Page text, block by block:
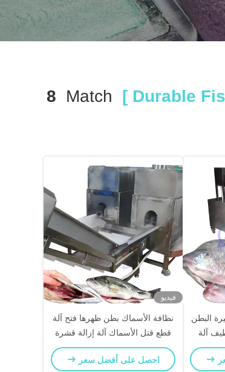
8
البطن
آلة
فيديو
نظافة الأسماك بطن ظهرها فتح آلة
قطع قتل الأسماك آلة إزالة قشرة
الأسماك
احصل على أفضل سعر